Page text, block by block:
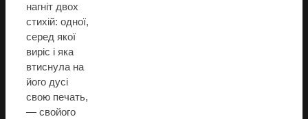
нагніт двох
стихій: одної,
серед якої
виріс і яка
втиснула на
його дусі
свою печать,
— свойого